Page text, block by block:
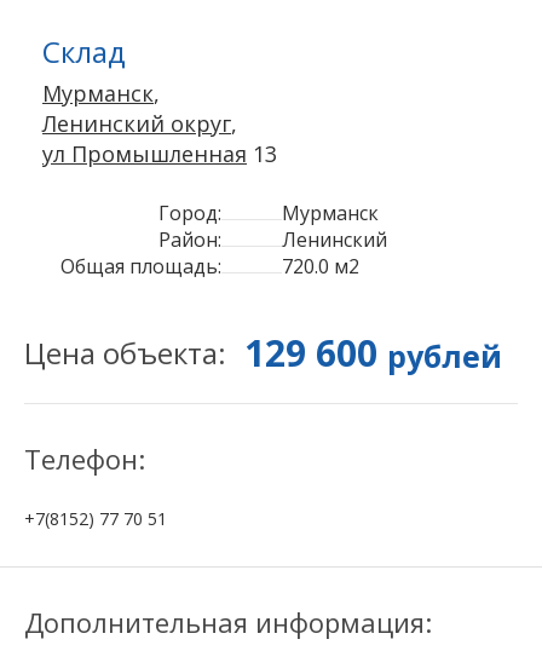
Склад
Мурманск,
Ленинский округ,
ул Промышленная 13
Город:
Мурманск
Район:
Ленинский
Общая площадь:
720.0 м2
Цена объекта: 129 600 рублей
Телефон:
+7(8152) 77 70 51
Дополнительная информация: